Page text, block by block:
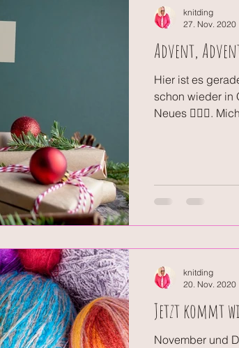
Advent,
Hier ist es
schon wieder in
Neues 🤷🏼‍♀️.
knitding
27. Nov. 2020
Jetzt kommt
November und
knitding
20. Nov. 2020